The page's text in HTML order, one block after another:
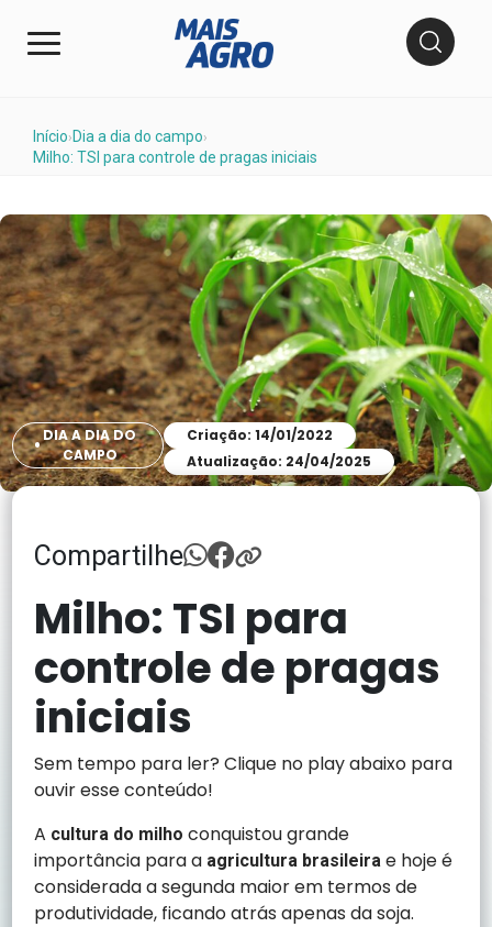
Início› Dia a dia do campo›
Milho: TSI para controle de pragas iniciais
DIA A DIA DO
CAMPO
Criação: 14/01/2022
Atualização: 24/04/2025
Compartilhe
Milho: TSI para
controle de pragas
iniciais
Sem tempo para ler? Clique no play abaixo para
ouvir esse conteúdo!
A cultura do milho conquistou grande
importância para a agricultura brasileirae hoje é
considerada a segunda maior em termos de
produtividade, ficando atrás apenas da soja.